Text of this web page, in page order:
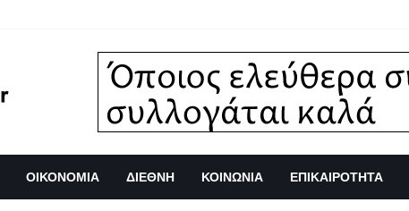
ΟΙΚΟΝΟΜΙΑ ΔΙΕΘΝΗ ΚΟΙΝΩΝΙΑ ΕΠΙΚΑΙΡΟΤΗΤΑ